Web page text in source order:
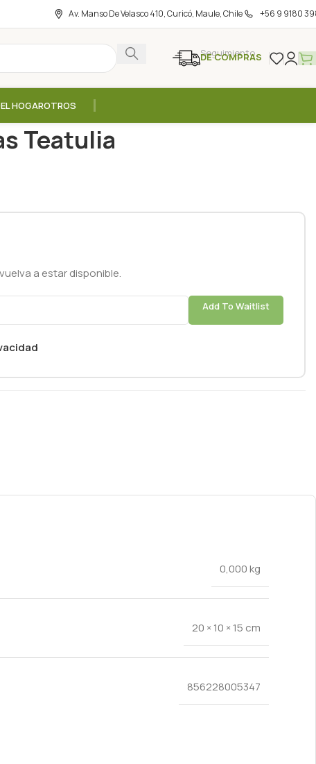
Av. Manso De Velasco 410, Curicó, Maule, Chile +56 9 9180
Seguimiento
DE COMPRAS
HOGAROTROS
Teatulia
a estar disponible.
Add To Waitlist
0,000 kg
20 × 10 × 15 cm
856228005347